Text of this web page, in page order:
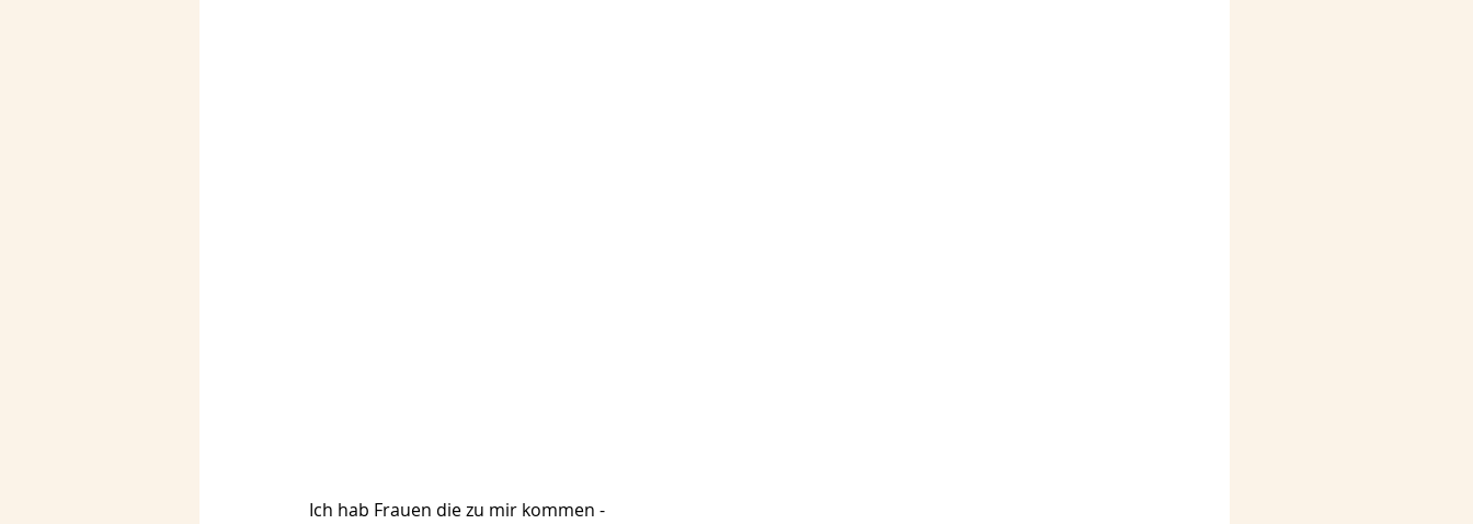
Ich hab Frauen die zu mir kommen -